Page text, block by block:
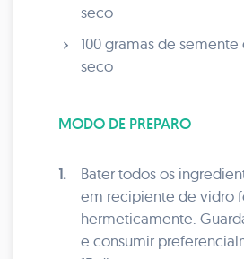
seco
100 gramas de semente
seco
MODO DE PREPARO
1.
Bater todos os
em recipiente de vidro
hermeticamente.
e consumir